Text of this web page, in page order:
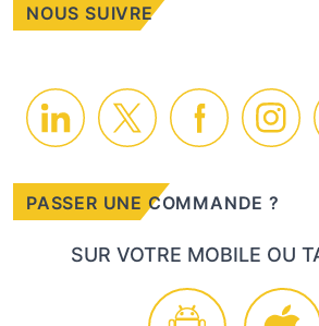
NOUS SUIVRE
PASSER UNE COMMANDE ?
SUR VOTRE MOBILE OU